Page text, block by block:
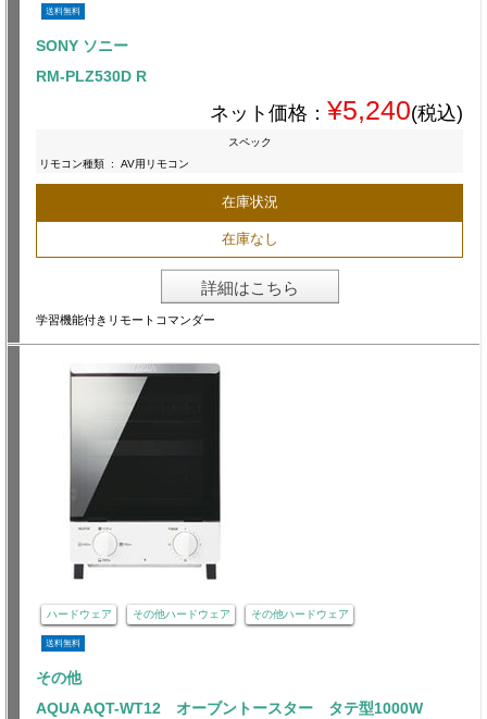
送料無料
SONY ソニー
RM-PLZ530D R
ネット価格： ¥5,240(税込)
スペック
リモコン種類 : AV用リモコン
在庫状況
在庫なし
詳細はこちら
学習機能付きリモートコマンダー
ハードウェア その他ハードウェア その他ハードウェア
送料無料
その他
AQUA AQT-WT12 オーブントースター タテ型1000W